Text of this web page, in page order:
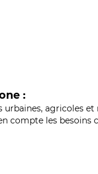
:
agricoles et
compte les besoins